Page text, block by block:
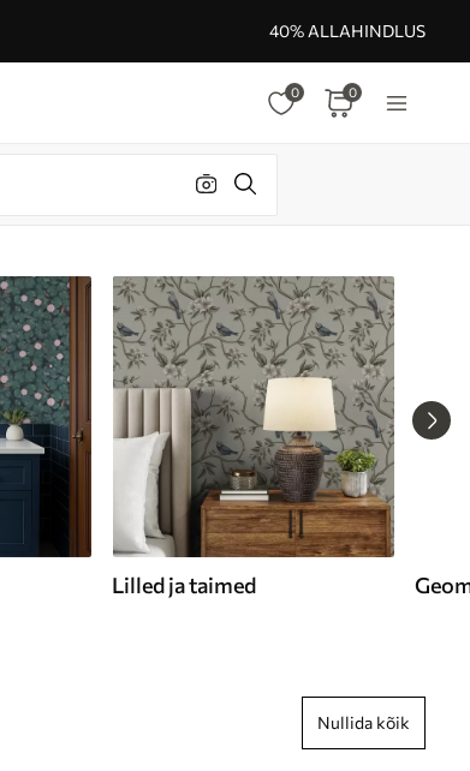
40% ALLAHINDLUS
0 0
Lilled ja taimed
Nullida kõik